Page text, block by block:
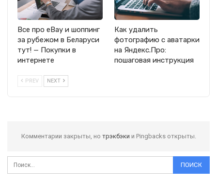
Все про eBay и шоппинг
за рубежом в Беларуси
тут! — Покупки в
интернете
Как удалить
фотографию с аватарки
на Яндекс.Про:
пошаговая инструкция
PREV NEXT
Комментарии закрыты, но трэкбэки и Pingbacks открыты.